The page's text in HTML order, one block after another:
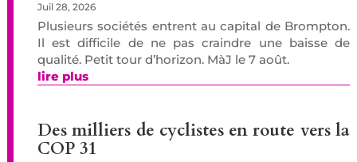
Juil 28, 2026
Plusieurs sociétés entrent au capital de Brompton.
Il est difficile de ne pas craindre une baisse de
qualité. Petit tour d’horizon. MàJ le 7 août.
lire plus
Des milliers de cyclistes en route vers la
COP 31